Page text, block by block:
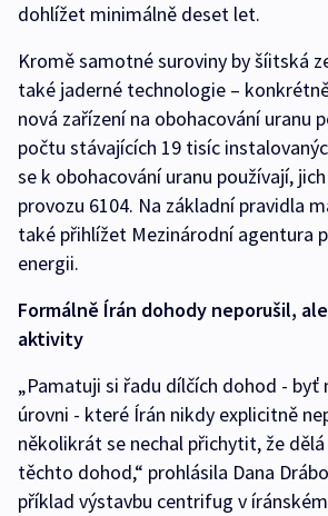
dohlížet minimálně deset let.
Kromě samotné suroviny by šíitská
také jaderné technologie –
nová zařízení na obohacování uranu
počtu stávajících 19 tisíc
se k obohacování uranu používají,
provozu 6104. Na základní pravidla
také přihlížet Mezinárodní agentura
energii.
Formálně Írán dohody neporušil,
aktivity
„Pamatuji si řadu dílčích dohod - byť
úrovni - které Írán nikdy explicitně
několikrát se nechal přichytit, že
těchto dohod,“ prohlásila Dana
příklad výstavbu centrifug v